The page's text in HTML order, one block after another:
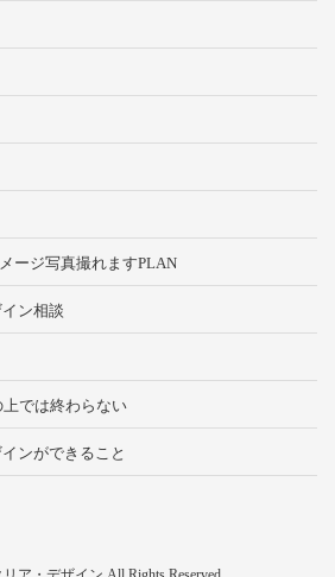
ージ写真撮れますPLAN
ン相談
上では終わらない
ンができること